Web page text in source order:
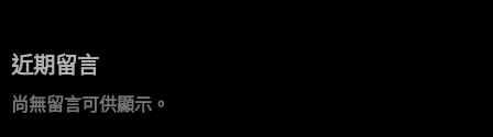
近期留言
尚無留言可供顯示。